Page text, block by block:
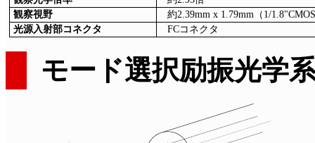
観察視野
約2.39mm x 1.79mm（1/
光源入射部コネクタ
FCコネクタ
モード選択励振光学